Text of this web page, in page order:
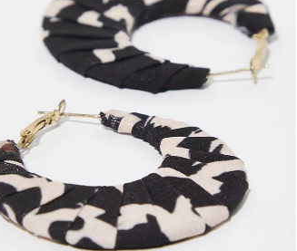
8.
collar
9.
aros
10. blanco